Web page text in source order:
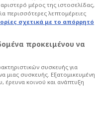
μέρος της ιστοσελίδας,
περισσότερες λεπτομέρειες
σχετικά με το απόρρητό
προκειμένου να
συσκευής για
συσκευής. Εξατομικευμένη
έρευνα κοινού και ανάπτυξη